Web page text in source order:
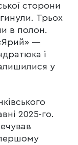
сторони
Трьох
в полон.
—
і
у
2025-го.